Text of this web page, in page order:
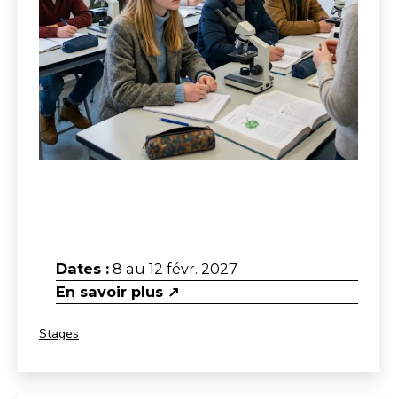
Dates : 8 au 12 févr. 2027
En savoir plus ↗
Catégorisé
Stages